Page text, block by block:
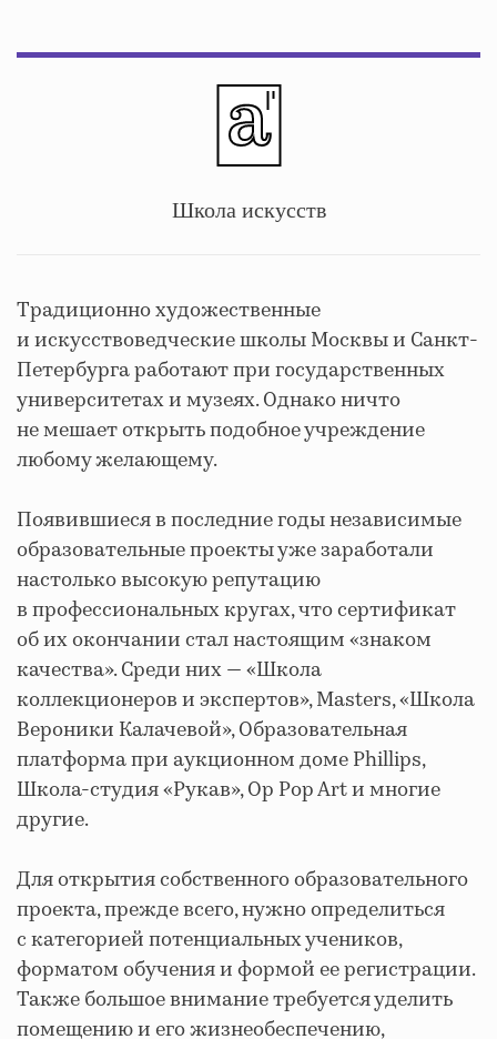
Школа искусств
Традиционно художественные
и искусствоведческие школы Москвы и Санкт-
Петербурга работают при государственных
университетах и музеях. Однако ничто
не мешает открыть подобное учреждение
любому желающему.
Появившиеся в последние годы независимые
образовательные проекты уже заработали
настолько высокую репутацию
в профессиональных кругах, что сертификат
об их окончании стал настоящим «знаком
качества». Среди них — «Школа
коллекционеров и экспертов», Masters, «Школа
Вероники Калачевой», Образовательная
платформа при аукционном доме Phillips,
Школа-студия «Рукав», Op Pop Art и многие
другие.
Для открытия собственного образовательного
проекта, прежде всего, нужно определиться
с категорией потенциальных учеников,
форматом обучения и формой ее регистрации.
Также большое внимание требуется уделить
помещению и его жизнеобеспечению,